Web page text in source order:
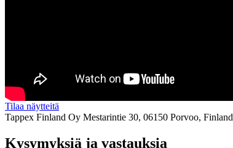
Tilaa näytteitä
Tappex Finland Oy Mestarintie 30, 06150 Porvoo, Finland
Kysymyksiä ja vastauksia